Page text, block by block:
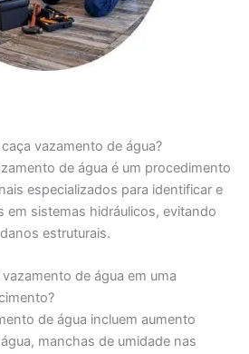
vazamento de água?
de água é um procedimento
especializados para identificar e
em sistemas hidráulicos, evitando
estruturais.
de água em uma
de água incluem aumento
manchas de umidade nas